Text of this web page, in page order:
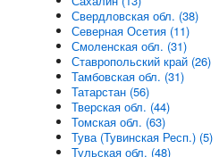
Свердловская обл. (38)
Северная Осетия (11)
Смоленская обл. (31)
Ставропольский край (26)
Тамбовская обл. (31)
Татарстан (56)
Тверская обл. (44)
Томская обл. (63)
Тува (Тувинская Респ.) (5)
Тульская обл. (48)